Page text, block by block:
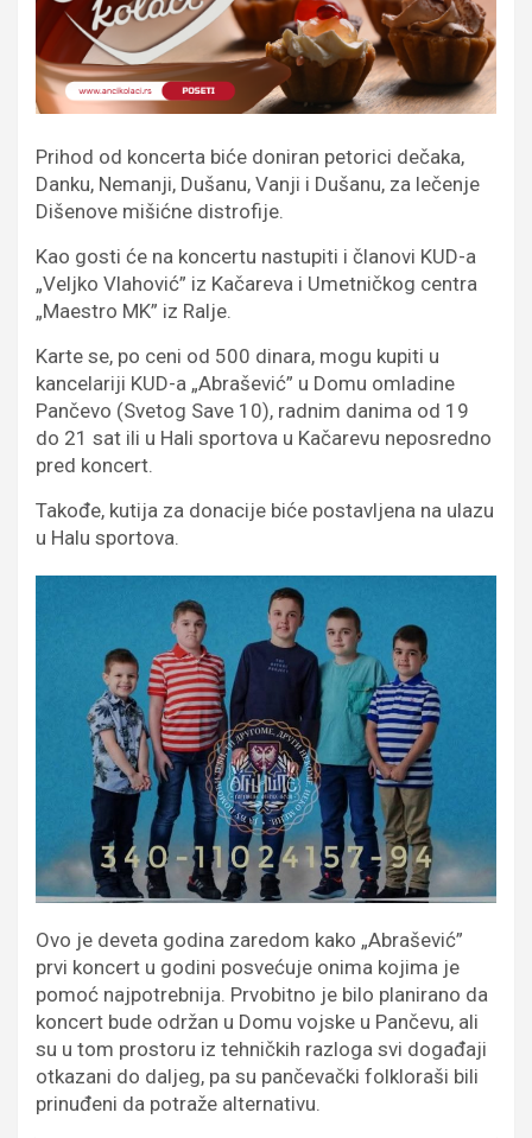
Prihod od koncerta biće doniran petorici dečaka,
Danku, Nemanji, Dušanu, Vanji i Dušanu, za lečenje
Dišenove mišićne distrofije.
Kao gosti će na koncertu nastupiti i članovi KUD-a
„Veljko Vlahović” iz Kačareva i Umetničkog centra
„Maestro MK” iz Ralje.
Karte se, po ceni od 500 dinara, mogu kupiti u
kancelariji KUD-a „Abrašević” u Domu omladine
Pančevo (Svetog Save 10), radnim danima od 19
do 21 sat ili u Hali sportova u Kačarevu neposredno
pred koncert.
Takođe, kutija za donacije biće postavljena na ulazu
u Halu sportova.
Ovo je deveta godina zaredom kako „Abrašević”
prvi koncert u godini posvećuje onima kojima je
pomoć najpotrebnija. Prvobitno je bilo planirano da
koncert bude održan u Domu vojske u Pančevu, ali
su u tom prostoru iz tehničkih razloga svi događaji
otkazani do daljeg, pa su pančevački folkloraši bili
prinuđeni da potraže alternativu.